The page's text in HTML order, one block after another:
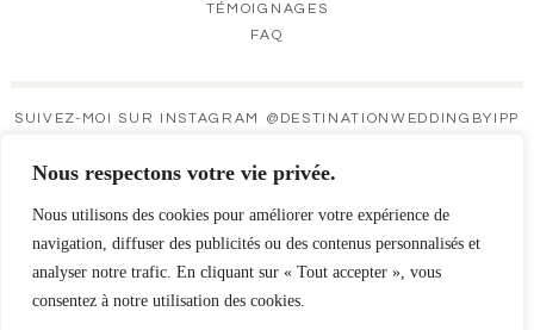
Nous respectons votre vie privée.
Nous utilisons des cookies pour améliorer votre expérience de
navigation, diffuser des publicités ou des contenus personnalisés et
analyser notre trafic. En cliquant sur « Tout accepter », vous
consentez à notre utilisation des cookies.
TÉMOIGNAGES
FAQ
SUIVEZ-MOI SUR INSTAGRAM @DESTINATIONWEDDINGBYIPP
EDDINGBYIPP
EDDINGBYIPP
EDDINGBYIPP